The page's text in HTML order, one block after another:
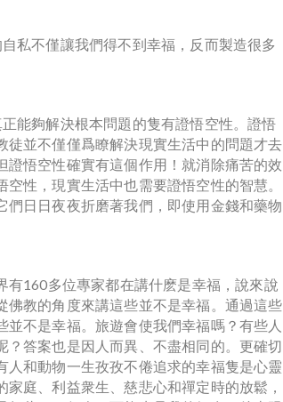
私不僅讓我們得不到幸福，反而製造很多
能夠解決根本問題的隻有證悟空性。證悟
並不僅僅爲瞭解決現實生活中的問題才去
悟空性確實有這個作用！就消除痛苦的效
性，現實生活中也需要證悟空性的智慧。
日日夜夜折磨著我們，即使用金錢和藥物
有160多位專家都在講什麽是幸福，說來說
教的角度來講這些並不是幸福。通過這些
不是幸福。旅遊會使我們幸福嗎？有些人
答案也是因人而異、不盡相同的。更確切
和動物一生孜孜不倦追求的幸福隻是心靈
庭、利益衆生、慈悲心和禪定時的放鬆，